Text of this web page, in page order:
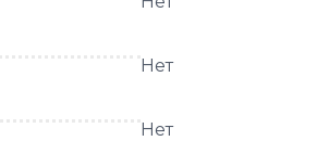
Нет
Нет